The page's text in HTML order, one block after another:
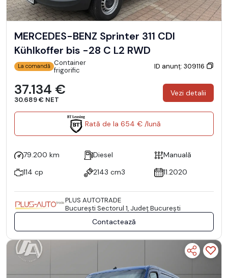
MERCEDES-BENZ Sprinter 311 CDI
Kühlkoffer bis -28 C L2 RWD
La comandă Container
frigorific
ID anunț: 309116
37.134 €
30.689 € NET
Vezi detalii
Rată de la 654 € /lună
79.200 km Diesel
Manuală
114 cp
2143 cm3 11.2020
PLUS AUTOTRADE
Bucureşti Sectorul 1, Județ București
Contactează